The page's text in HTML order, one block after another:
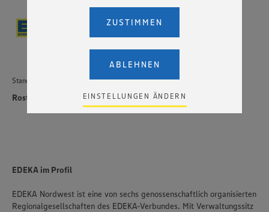
Einstellungen bezüglich YouTube und Vimeo zu ändern,
ein, dass Ihre Daten (IP-Adresse, Zeitstempel, ggf.
Nutzerverhalten auf unserer Webseite) an die Anbieter der
Dienste YouTube und Vimeo in den USA übermittelt und
dort verarbeitet werden. Der EuGH sieht die USA als Land
mit einem nach europäischen Standards nicht
angemessenen Datenschutzniveau an. Es besteht das
Risiko eines Zugriffs durch US-amerikanische Behörden.
genannten Dienste Ihre Daten verarbeiten. Weitere
EINSTELLUNGEN ÄNDERN
ABLEHNEN
ZUSTIMMEN
Standort
Rostock
EDEKA im Profil
EDEKA Nordwest ist eine von sechs genossenschaftlich organisierten
Regionalgesellschaften des EDEKA-Verbundes. Mit Verwaltungssitz